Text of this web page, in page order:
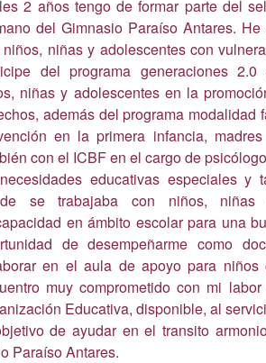
2 años tengo de formar parte del
del Gimnasio Paraíso Antares.
niñas y adolescentes con
del programa generaciones
niñas y adolescentes en la
además del programa modalidad
en la primera infancia,
con el ICBF en el cargo de
educativas especiales y
se trabajaba con niños, niñas
en ámbito escolar para una
de desempeñarme como
en el aula de apoyo para niños
muy comprometido con mi
Educativa, disponible, al
de ayudar en el transito
Paraíso Antares.